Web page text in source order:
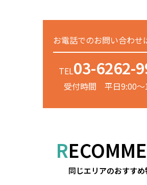
お電話でのお問い合わせ
TEL03-6262-
受付時間 平日9:00～
同じエリアのおすす